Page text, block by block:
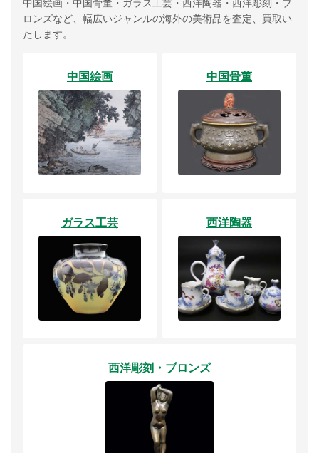
ロンズなど、幅広いジャンルの海外の美術品を査定、買取い
たします。
中国絵画 中国骨董
ガラス工芸 西洋陶器
西洋彫刻・ブロンズ